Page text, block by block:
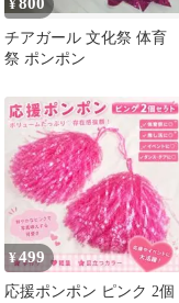
¥
チアガール 文化祭 体育
祭 ポンポン
¥499
応援ポンポン ピンク 2個